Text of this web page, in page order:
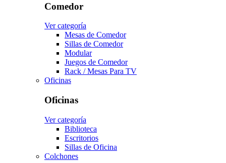
Comedor
Ver categoría
Mesas de Comedor
Sillas de Comedor
Modular
Juegos de Comedor
Rack / Mesas Para TV
Oficinas
Oficinas
Ver categoría
Biblioteca
Escritorios
Sillas de Oficina
Colchones